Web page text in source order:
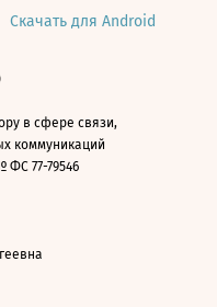
Скачать для Android
в сфере связи,
коммуникаций
ФС 77-79546